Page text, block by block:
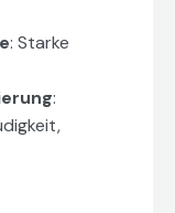
: Starke
: